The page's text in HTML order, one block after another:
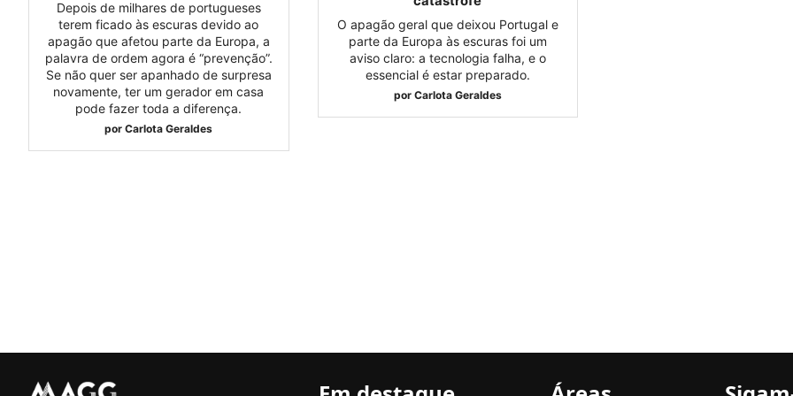
Depois de milhares de portugueses
terem ficado às escuras devido ao
apagão que afetou parte da Europa, a
palavra de ordem agora é “prevenção”.
Se não quer ser apanhado de surpresa
novamente, ter um gerador em casa
pode fazer toda a diferença.
por Carlota Geraldes
O apagão geral que deixou Portugal e
parte da Europa às escuras foi um
aviso claro: a tecnologia falha, e o
essencial é estar preparado.
por Carlota Geraldes